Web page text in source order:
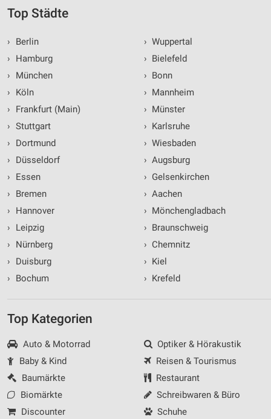
Top Städte
›
Berlin
›
Hamburg
›
München
›
Köln
›
Frankfurt (Main)
› Stuttgart
›
Dortmund
›
Düsseldorf
›
Essen
›
Bremen
›
Hannover
›
Leipzig
›
Nürnberg
›
Duisburg
›
Bochum
› Wuppertal
› Bielefeld
› Bonn
› Mannheim
› Münster
› Karlsruhe
› Wiesbaden
› Augsburg
› Gelsenkirchen
› Aachen
› Mönchengladbach
› Braunschweig
› Chemnitz
› Kiel
› Krefeld
Top Kategorien
Auto & Motorrad
Baby & Kind
Baumärkte
Biomärkte
Discounter
Optiker & Hörakustik
Reisen & Tourismus
Restaurant
Schreibwaren & Büro
Schuhe